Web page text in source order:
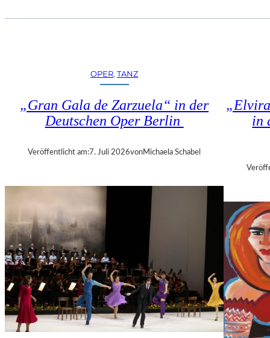
N
D
T
O
N
Z
E
R
K
R
I
U
H
I
N
H
V
I
L
I
I
N
B
E
OPER, TANZ
„Gran Gala de Zarzuela“ in der
Deutschen Oper Berlin
Veröffentlicht am:7. Juli 2026vonMichaela Schabel
in